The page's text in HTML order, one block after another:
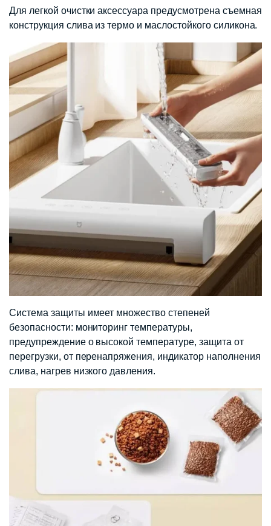
Для легкой очистки аксессуара предусмотрена съемная
конструкция слива из термо и маслостойкого силикона.
Система защиты имеет множество степеней
безопасности: мониторинг температуры,
предупреждение о высокой температуре, защита от
перегрузки, от перенапряжения, индикатор наполнения
слива, нагрев низкого давления.